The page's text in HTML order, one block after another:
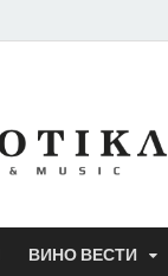
ВИНО ВЕСТИ